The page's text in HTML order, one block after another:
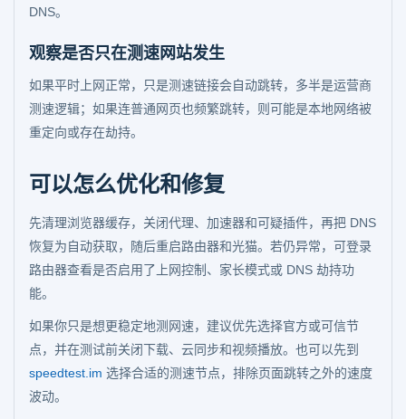
DNS。
观察是否只在测速网站发生
如果平时上网正常，只是测速链接会自动跳转，多半是运营商
测速逻辑；如果连普通网页也频繁跳转，则可能是本地网络被
重定向或存在劫持。
可以怎么优化和修复
先清理浏览器缓存，关闭代理、加速器和可疑插件，再把 DNS
恢复为自动获取，随后重启路由器和光猫。若仍异常，可登录
路由器查看是否启用了上网控制、家长模式或 DNS 劫持功
能。
如果你只是想更稳定地测网速，建议优先选择官方或可信节
点，并在测试前关闭下载、云同步和视频播放。也可以先到
speedtest.im 选择合适的测速节点，排除页面跳转之外的速度
波动。